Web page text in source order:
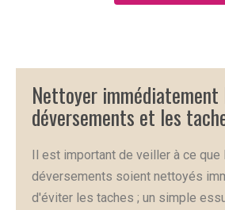
Nettoyer immédiatement
déversements et les
Il est important de veiller à ce que
déversements soient nettoyés
d'éviter les taches ; un simple